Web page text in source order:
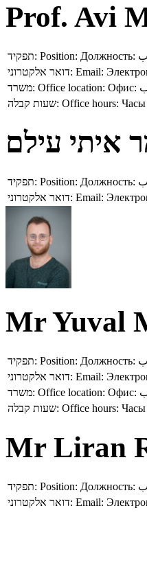
Prof. Avi
תפקיד: Position: Должность:
דואר אלקטרוני: Email:
משרד: Office location: Офис:
שעות קבלה: Office hours: Часы
איתי עילם
תפקיד: Position: Должность:
דואר אלקטרוני: Email:
Mr Yuval
תפקיד: Position: Должность:
דואר אלקטרוני: Email:
משרד: Office location: Офис:
שעות קבלה: Office hours: Часы
Mr Liran
תפקיד: Position: Должность:
דואר אלקטרוני: Email: